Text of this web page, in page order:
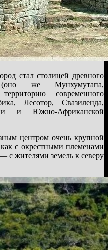
стал столицей древного
(оно же Мунхумутапа,
современного
Лесотор, Свазиленда,
и Южно-Африканской
центром очень крупной
с окрестными племенами
с жителями земель к северу